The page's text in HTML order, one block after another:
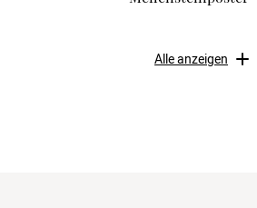
Alle anzeigen